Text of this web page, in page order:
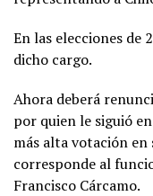
En las elecciones de
dicho cargo.
Ahora deberá
por quien le siguió
más alta votación en
corresponde al
Francisco Cárcamo.